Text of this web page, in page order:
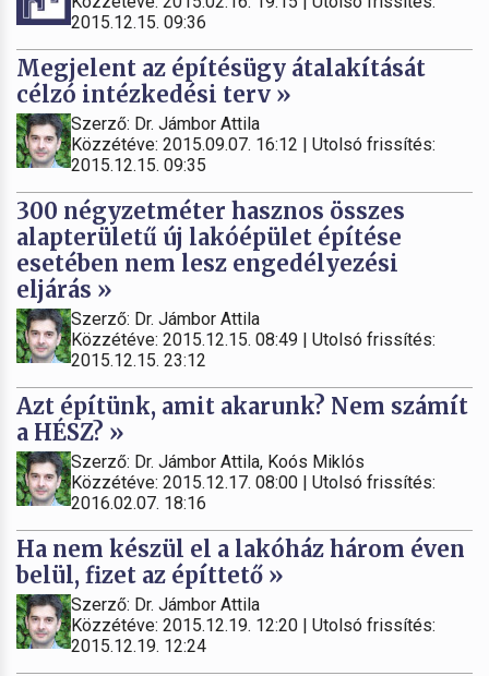
2015.12.15. 09:36
Megjelent az építésügy átalakítását
célzó intézkedési terv »
Szerző: Dr. Jámbor Attila
Közzétéve: 2015.09.07. 16:12 | Utolsó frissítés:
2015.12.15. 09:35
300 négyzetméter hasznos összes
alapterületű új lakóépület építése
esetében nem lesz engedélyezési
eljárás »
Szerző: Dr. Jámbor Attila
Közzétéve: 2015.12.15. 08:49 | Utolsó frissítés:
2015.12.15. 23:12
Azt építünk, amit akarunk? Nem számít
a HÉSZ? »
Szerző: Dr. Jámbor Attila, Koós Miklós
Közzétéve: 2015.12.17. 08:00 | Utolsó frissítés:
2016.02.07. 18:16
Ha nem készül el a lakóház három éven
belül, fizet az építtető »
Szerző: Dr. Jámbor Attila
Közzétéve: 2015.12.19. 12:20 | Utolsó frissítés:
2015.12.19. 12:24